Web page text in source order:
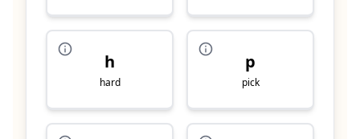
h
hard
p
pick